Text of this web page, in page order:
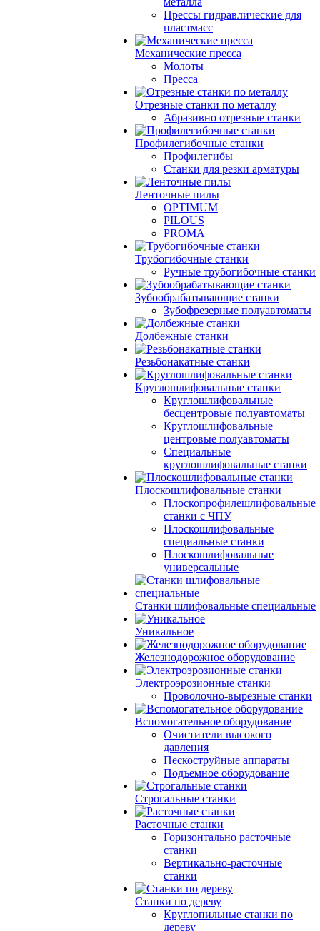
Прессы гидравлические для
пластмасс
Механические пресса
Молоты
Пресса
Отрезные станки по металлу
Абразивно отрезные станки
Профилегибочные станки
Профилегибы
Станки для резки арматуры
Ленточные пилы
OPTIMUM
PILOUS
PROMA
Трубогибочные станки
Ручные трубогибочные станки
Зубообрабатывающие станки
Зубофрезерные полуавтоматы
Долбежные станки
Резьбонакатные станки
Круглошлифовальные станки
Круглошлифовальные
бесцентровые полуавтоматы
Круглошлифовальные
центровые полуавтоматы
Специальные
круглошлифовальные станки
Плоскошлифовальные станки
Плоскопрофилешлифовальные
станки с ЧПУ
Плоскошлифовальные
специальные станки
Плоскошлифовальные
универсальные
Станки шлифовальные специальные
Уникальное
Железнодорожное оборудование
Электроэрозионные станки
Проволочно-вырезные станки
Вспомогательное оборудование
Очистители высокого
давления
Пескоструйные аппараты
Подъемное оборудование
Строгальные станки
Расточные станки
Горизонтально расточные
станки
Вертикально-расточные
станки
Станки по дереву
Круглопильные станки по
дереву